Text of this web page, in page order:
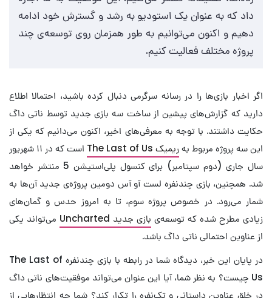
داد که به عنوان یک استودیو به رشد و گسترش خود ادامه
دهیم و اکنون می‌توانیم به طور همزمان روی توسعه‌ی چند
پروژه مختلف فعالیت کنیم.
اگر اخبار بازی‌ها را در رسانه سرگرمی دنبال کرده باشید، احتمالا اطلاع
دارید که گزارش‌های پیشین از ساخت سه بازی جدید توسط ناتی داگ
حکایت داشتند. با توجه به معرفی‌های اخیر، اکنون می‌دانیم که یکی از
این سه پروژه مربوط بهریمیک The Last of Us
است که در ۱۱ شهریور
سال جاری (دوم سپتامبر)‌ برای کنسول پلی‌استیشن 5 منتشر خواهد
شد. همچنین، بازی چندنفره لست آو آس دومین پروژه‌ی جدید آن‌ها به
شمار می‌رود. در خصوص پروژه سوم، تا به امروز حدس و گمان‌های
زیادی مطرح شده که توسعه‌ی بازی جدید Uncharted
می‌تواند یکی
از عناوین احتمالی ناتی داگ باشد.
در پایان این خبر، دیدگاه شما در رابطه با بازی چندنفره The Last of
Us چیست؟ به نظر شما، آیا این عنوان می‌تواند موفقیت‌های ناتی داگ
در خلق عناوین داستانی و تک‌نفره را تکرار کند؟ شما چه انتظارهایی از